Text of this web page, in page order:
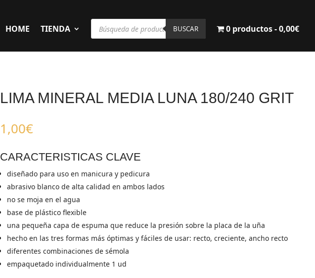
HOME TIENDA
Búsqueda
productos
BUSCAR 0 productos 0,00€
LIMA MINERAL MEDIA LUNA 180/240 GRIT
1,00€
CARACTERISTICAS CLAVE
diseñado para uso en manicura y pedicura
abrasivo blanco de alta calidad en ambos lados
no se moja en el agua
base de plástico flexible
una pequeña capa de espuma que reduce la presión sobre la placa de la uña
hecho en las tres formas más óptimas y fáciles de usar: recto, creciente, ancho recto
diferentes combinaciones de sémola
empaquetado individualmente 1 ud